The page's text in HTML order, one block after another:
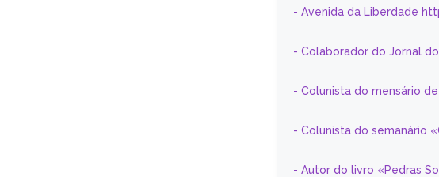
- Avenida da Liberdade
- Colaborador do Jornal
- Colunista do mensário
- Colunista do semanário
- Autor do livro «Pedras